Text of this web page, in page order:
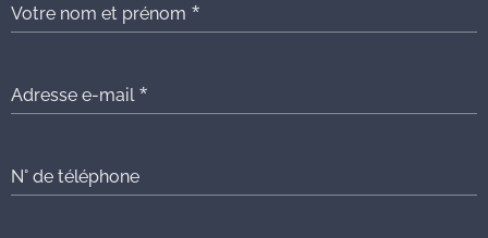
Votre nom et prénom
Adresse e-mail
N° de téléphone